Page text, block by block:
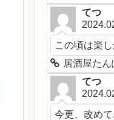
てつ
この頃は楽
居酒屋た
てつ
今更、改め